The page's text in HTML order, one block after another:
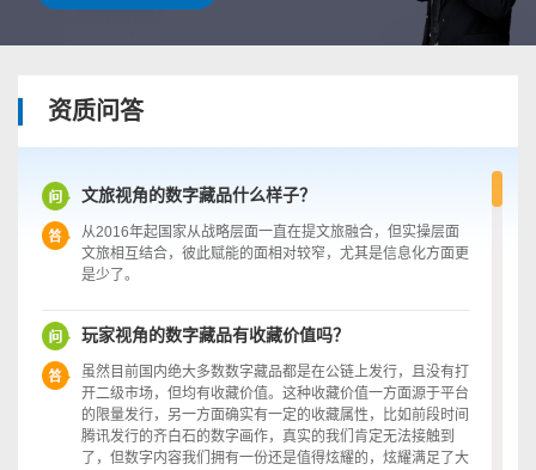
资质问答
文旅视角的数字藏品什么样子？
从2016年起国家从战略层面一直在提文旅融合，但实操层面
文旅相互结合，彼此赋能的面相对较窄，尤其是信息化方面更
是少了。
玩家视角的数字藏品有收藏价值吗？
虽然目前国内绝大多数数字藏品都是在公链上发行，且没有打
开二级市场，但均有收藏价值。这种收藏价值一方面源于平台
的限量发行，另一方面确实有一定的收藏属性，比如前段时间
腾讯发行的齐白石的数字画作，真实的我们肯定无法接触到
了，但数字内容我们拥有一份还是值得炫耀的，炫耀满足了大